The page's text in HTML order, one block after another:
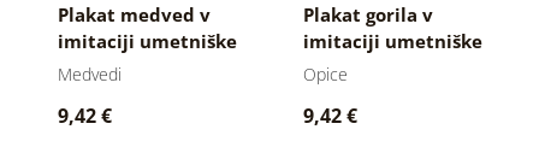
Plakat medved v
imitaciji umetniške
slike
Medvedi
9,42 €
Plakat gorila v
imitaciji umetniške
slike
Opice
9,42 €